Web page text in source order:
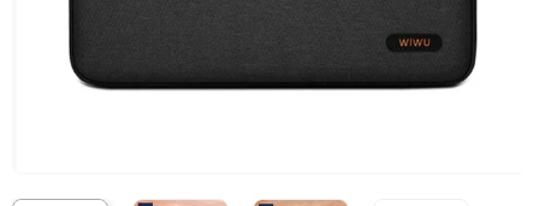
Mã sản phẩm:
Thương hiệu:WIWU
Model: POCKET Sleeve